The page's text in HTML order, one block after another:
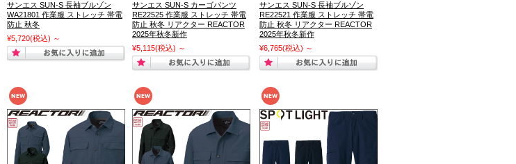
サンエス SUN-S 長袖ブルゾン
WA21801 作業服 ストレッチ 帯電
防止 秋冬
¥5,720(税込) ～
サンエス SUN-S カーゴパンツ
RE22525 作業服 ストレッチ 帯電
防止 秋冬 リアクター REACTOR
2025年秋冬新作
¥5,115(税込) ～
サンエス SUN-S 長袖ブルゾン
RE22521 作業服 ストレッチ 帯電
防止 秋冬 リアクター REACTOR
2025年秋冬新作
¥6,765(税込) ～